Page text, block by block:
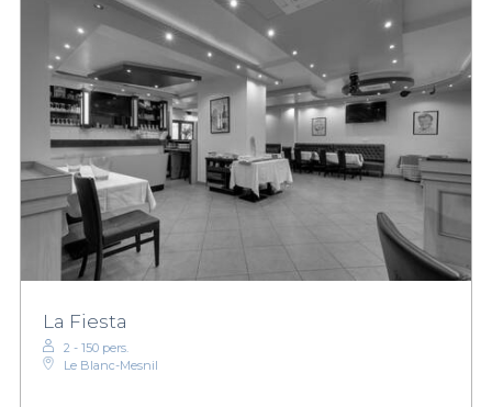
La Fiesta
2 - 150 pers.
Le Blanc-Mesnil